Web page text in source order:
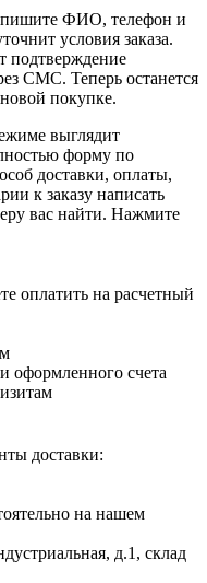
ФИО, телефон и
условия заказа.
подтверждение
СМС. Теперь останется
покупке.
выглядит
форму по
доставки, оплаты,
к заказу написать
вас найти. Нажмите
оплатить на расчетный
оформленного счета
доставки:
на нашем
д.1, склад